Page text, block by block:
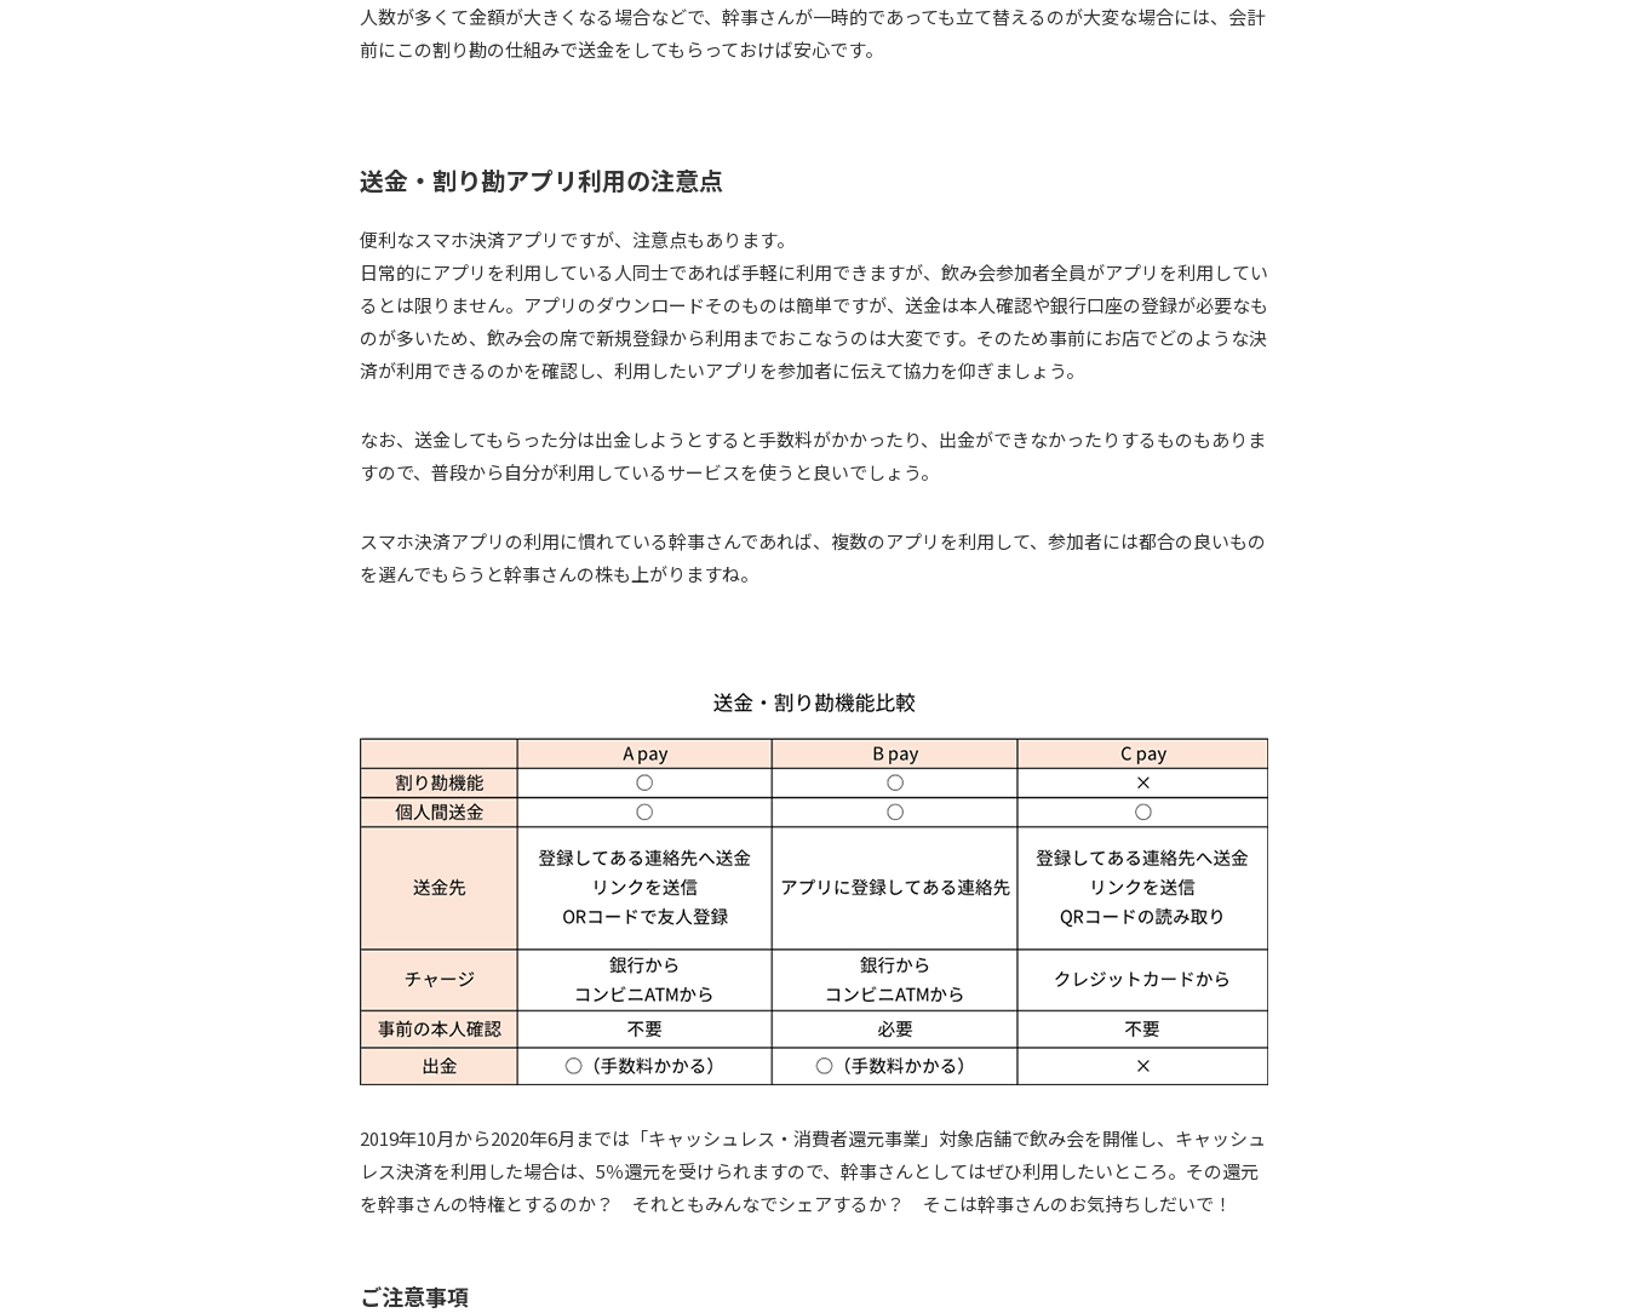
人数が多くて金額が大きくなる場合などで、幹事さんが一時的であっても立て替えるのが大変な場合には、会計
前にこの割り勘の仕組みで送金をしてもらっておけば安心です。
送金・割り勘アプリ利用の注意点
便利なスマホ決済アプリですが、注意点もあります。
日常的にアプリを利用している人同士であれば手軽に利用できますが、飲み会参加者全員がアプリを利用してい
るとは限りません。アプリのダウンロードそのものは簡単ですが、送金は本人確認や銀行口座の登録が必要なも
のが多いため、飲み会の席で新規登録から利用までおこなうのは大変です。そのため事前にお店でどのような決
済が利用できるのかを確認し、利用したいアプリを参加者に伝えて協力を仰ぎましょう。
なお、送金してもらった分は出金しようとすると手数料がかかったり、出金ができなかったりするものもありま
すので、普段から自分が利用しているサービスを使うと良いでしょう。
スマホ決済アプリの利用に慣れている幹事さんであれば、複数のアプリを利用して、参加者には都合の良いもの
を選んでもらうと幹事さんの株も上がりますね。
2019年10月から2020年6月までは「キャッシュレス・消費者還元事業」対象店舗で飲み会を開催し、キャッシュ
レス決済を利用した場合は、5％還元を受けられますので、幹事さんとしてはぜひ利用したいところ。その還元
を幹事さんの特権とするのか？ それともみんなでシェアするか？ そこは幹事さんのお気持ちしだいで！
ご注意事項